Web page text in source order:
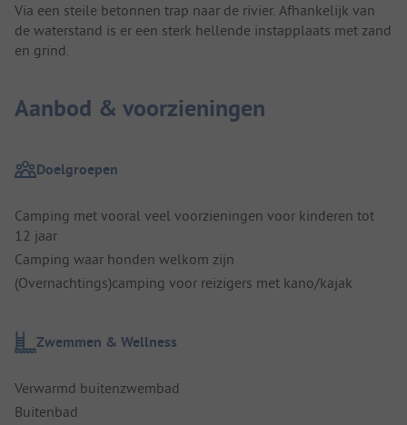
Via een steile betonnen trap naar de rivier. Afhankelijk van
de waterstand is er een sterk hellende instapplaats met zand
en grind.
Aanbod & voorzieningen
Doelgroepen
Camping met vooral veel voorzieningen voor kinderen tot
12 jaar
Camping waar honden welkom zijn
(Overnachtings)camping voor reizigers met kano/kajak
Zwemmen & Wellness
Verwarmd buitenzwembad
Buitenbad